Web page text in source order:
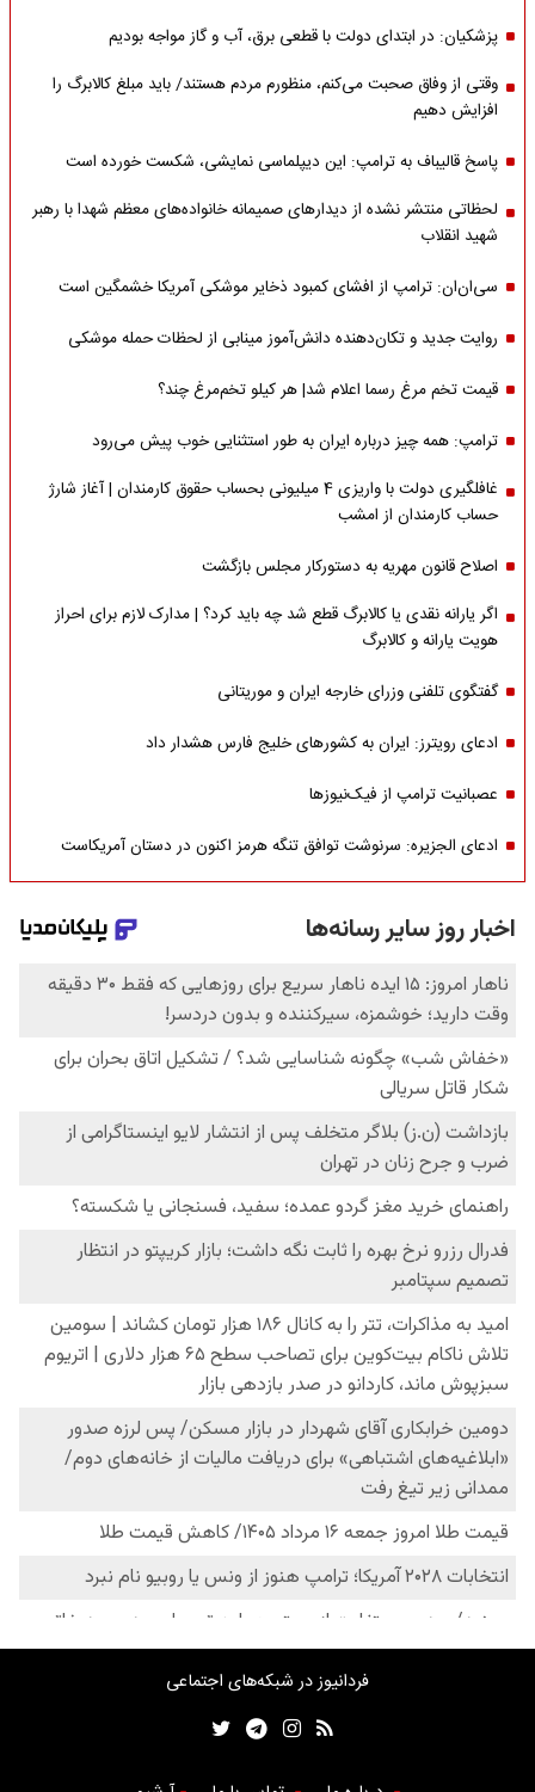
پزشکیان: در ابتدای دولت با قطعی برق، آب و گاز مواجه بودیم
وقتی از وفاق صحبت می‌کنم، منظورم مردم هستند/ باید مبلغ کالابرگ را
افزایش دهیم
پاسخ قالیباف به ترامپ: این دیپلماسی نمایشی، شکست خورده است
لحظاتی منتشر نشده از دیدارهای صمیمانه خانواده‌های معظم شهدا با رهبر
شهید انقلاب
سی‌ان‌ان: ترامپ از افشای کمبود ذخایر موشکی آمریکا خشمگین است
روایت جدید و تکان‌دهنده دانش‌آموز مینابی از لحظات حمله موشکی
قیمت تخم مرغ رسما اعلام شد| هر کیلو تخم‌مرغ چند؟
ترامپ: همه چیز درباره ایران به طور استثنایی خوب پیش می‌رود
غافلگیری دولت با واریزی 4 میلیونی بحساب حقوق کارمندان | آغاز شارژ
حساب کارمندان از امشب
اصلاح قانون مهریه به دستورکار مجلس بازگشت
اگر یارانه نقدی یا کالابرگ قطع شد چه باید کرد؟ | مدارک لازم برای احراز
هویت یارانه و کالابرگ
گفتگوی تلفنی وزرای خارجه ایران و موریتانی
ادعای رویترز: ایران به کشورهای خلیج فارس هشدار داد
عصبانیت ترامپ از فیک‌نیوزها
ادعای الجزیره: سرنوشت توافق تنگه هرمز اکنون در دستان آمریکاست
فردانیوز در شبکه‌های اجتماعی